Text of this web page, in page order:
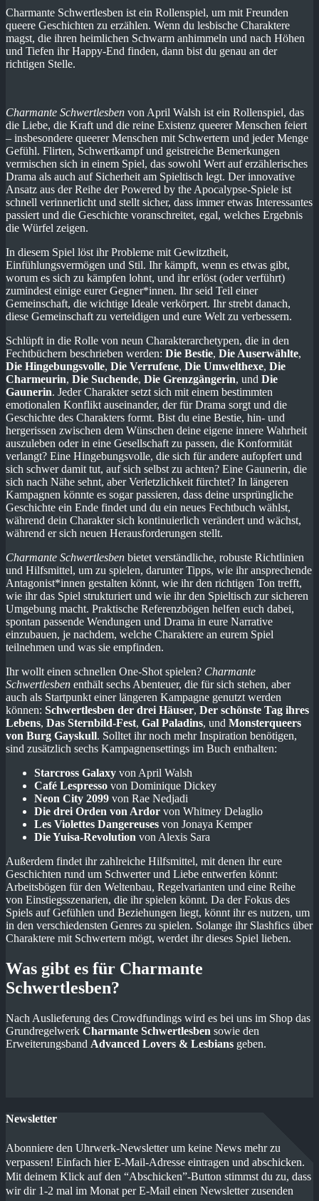
Charmante Schwertlesben ist ein Rollenspiel, um mit Freunden
queere Geschichten zu erzählen. Wenn du lesbische Charaktere
magst, die ihren heimlichen Schwarm anhimmeln und nach Höhen
und Tiefen ihr Happy-End finden, dann bist du genau an der
richtigen Stelle.
Charmante Schwertlesben von April Walsh ist ein Rollenspiel, das
die Liebe, die Kraft und die reine Existenz queerer Menschen feiert
– insbesondere queerer Menschen mit Schwertern und jeder Menge
Gefühl. Flirten, Schwertkampf und geistreiche Bemerkungen
vermischen sich in einem Spiel, das sowohl Wert auf erzählerisches
Drama als auch auf Sicherheit am Spieltisch legt. Der innovative
Ansatz aus der Reihe der Powered by the Apocalypse-Spiele ist
schnell verinnerlicht und stellt sicher, dass immer etwas Interessantes
passiert und die Geschichte voranschreitet, egal, welches Ergebnis
die Würfel zeigen.
In diesem Spiel löst ihr Probleme mit Gewitztheit,
Einfühlungsvermögen und Stil. Ihr kämpft, wenn es etwas gibt,
worum es sich zu kämpfen lohnt, und ihr erlöst (oder verführt)
zumindest einige eurer Gegner*innen. Ihr seid Teil einer
Gemeinschaft, die wichtige Ideale verkörpert. Ihr strebt danach,
diese Gemeinschaft zu verteidigen und eure Welt zu verbessern.
Schlüpft in die Rolle von neun Charakterarchetypen, die in den
Fechtbüchern beschrieben werden: Die Bestie, Die Auserwählte,
Die Hingebungsvolle, Die Verrufene, Die Umwelthexe, Die
Charmeurin, Die Suchende, Die Grenzgängerin, und Die
Gaunerin. Jeder Charakter setzt sich mit einem bestimmten
emotionalen Konflikt auseinander, der für Drama sorgt und die
Geschichte des Charakters formt. Bist du eine Bestie, hin- und
hergerissen zwischen dem Wünschen deine eigene innere Wahrheit
auszuleben oder in eine Gesellschaft zu passen, die Konformität
verlangt? Eine Hingebungsvolle, die sich für andere aufopfert und
sich schwer damit tut, auf sich selbst zu achten? Eine Gaunerin, die
sich nach Nähe sehnt, aber Verletzlichkeit fürchtet? In längeren
Kampagnen könnte es sogar passieren, dass deine ursprüngliche
Geschichte ein Ende findet und du ein neues Fechtbuch wählst,
während dein Charakter sich kontinuierlich verändert und wächst,
während er sich neuen Herausforderungen stellt.
Charmante Schwertlesben bietet verständliche, robuste Richtlinien
und Hilfsmittel, um zu spielen, darunter Tipps, wie ihr ansprechende
Antagonist*innen gestalten könnt, wie ihr den richtigen Ton trefft,
wie ihr das Spiel strukturiert und wie ihr den Spieltisch zur sicheren
Umgebung macht. Praktische Referenzbögen helfen euch dabei,
spontan passende Wendungen und Drama in eure Narrative
einzubauen, je nachdem, welche Charaktere an eurem Spiel
teilnehmen und was sie empfinden.
Ihr wollt einen schnellen One-Shot spielen? Charmante
Schwertlesben enthält sechs Abenteuer, die für sich stehen, aber
auch als Startpunkt einer längeren Kampagne genutzt werden
können: Schwertlesben der drei Häuser, Der schönste Tag ihres
Lebens, Das Sternbild-Fest, Gal Paladins, und Monsterqueers
von Burg Gayskull. Solltet ihr noch mehr Inspiration benötigen,
sind zusätzlich sechs Kampagnensettings im Buch enthalten:
Starcross Galaxy von April Walsh
Café Lespresso von Dominique Dickey
Neon City 2099 von Rae Nedjadi
Die drei Orden von Ardor von Whitney Delaglio
Les Violettes Dangereuses von Jonaya Kemper
Die Yuisa-Revolution von Alexis Sara
Außerdem findet ihr zahlreiche Hilfsmittel, mit denen ihr eure
Geschichten rund um Schwerter und Liebe entwerfen könnt:
Arbeitsbögen für den Weltenbau, Regelvarianten und eine Reihe
von Einstiegsszenarien, die ihr spielen könnt. Da der Fokus des
Spiels auf Gefühlen und Beziehungen liegt, könnt ihr es nutzen, um
in den verschiedensten Genres zu spielen. Solange ihr Slashfics über
Charaktere mit Schwertern mögt, werdet ihr dieses Spiel lieben.
Was gibt es für Charmante
Schwertlesben?
Nach Auslieferung des Crowdfundings wird es bei uns im Shop das
Grundregelwerk Charmante Schwertlesben sowie den
Erweiterungsband Advanced Lovers & Lesbians geben.
Newsletter
Abonniere den Uhrwerk-Newsletter um keine News mehr zu
verpassen! Einfach hier E-Mail-Adresse eintragen und abschicken.
Mit deinem Klick auf den “Abschicken”-Button stimmst du zu, dass
wir dir 1-2 mal im Monat per E-Mail einen Newsletter zusenden